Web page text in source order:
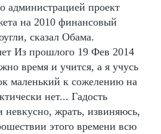
администрацией проект
на 2010 финансовый
сказал Обама.
Из прошлого 19 Фев 2014
время и учится, а я учусь
маленький к сожелению на
нет... Гадость
невкусно, жрать, извиняюсь,
этого времени всю